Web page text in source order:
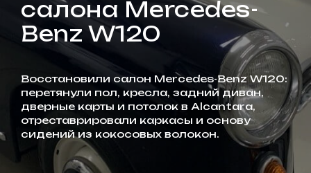
салона Mercedes-
Benz W120
Восстановили салон Mercedes-Benz W120:
перетянули пол, кресла, задний диван,
дверные карты и потолок в Alcantara,
отреставрировали каркасы и основу
сидений из кокосовых волокон.